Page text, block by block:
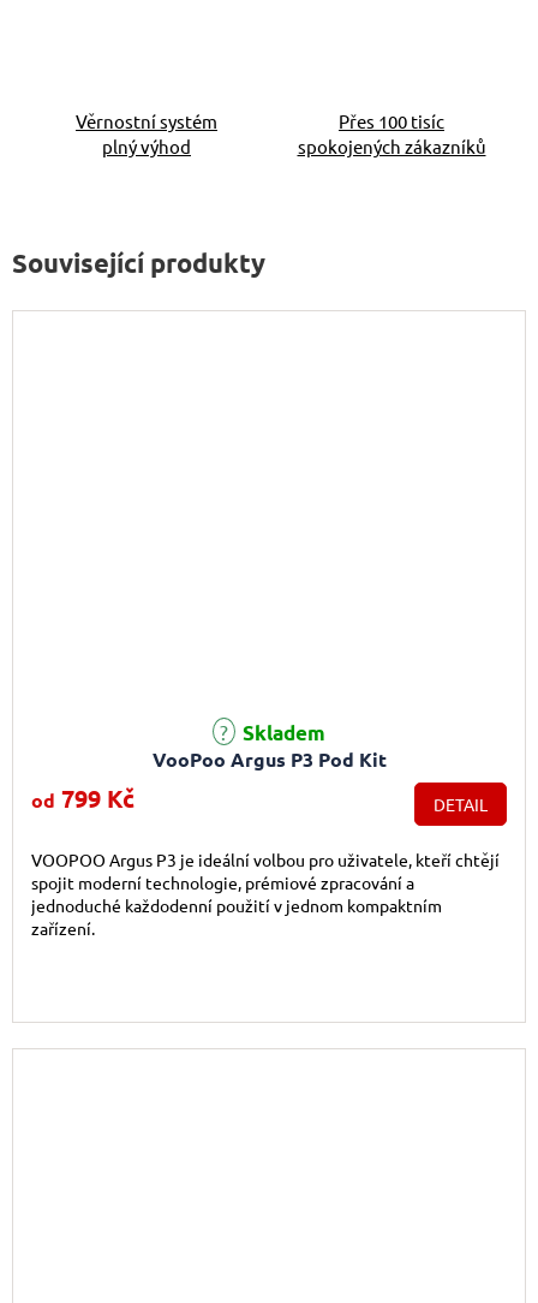
Věrnostní systém
plný výhod
Přes 100 tisíc
spokojených zákazníků
Související produkty
VooPoo Argus P3 Pod Kit
Skladem
od 799 Kč DETAIL
VOOPOO Argus P3 je ideální volbou pro uživatele, kteří chtějí
spojit moderní technologie, prémiové zpracování a
jednoduché každodenní použití v jednom kompaktním
zařízení.